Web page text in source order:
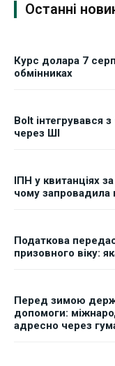
Останні
Курс долара 7
обмінниках
Bolt інтегрувався
через ШІ
ІПН у квитанціях
чому запровадила
Податкова
призовного віку:
Перед зимою
допомоги:
адресно через